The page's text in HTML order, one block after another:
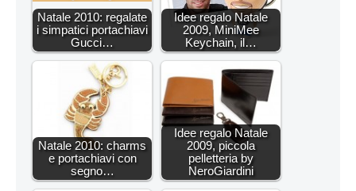
Natale 2010: regalate
i simpatici portachiavi
Gucci…
Idee regalo Natale
2009, MiniMee
Keychain, il…
Natale 2010: charms
e portachiavi con
segno…
Idee regalo Natale
2009, piccola
pelletteria by
NeroGiardini